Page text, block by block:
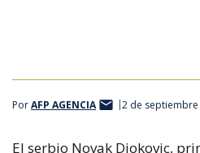
PorAFP AGENCIA 2 de septiembre
El serbio Novak Djokovic,